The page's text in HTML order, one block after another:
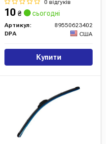
13), Jetta (06-10)
(89550623402) DPA
0 відгуків
10 ₴ сьогодні
Артикул:
89550623402
DPA
США
Купити